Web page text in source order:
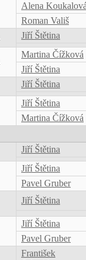
Alena
Roman Vališ
Jiří Štětina
Martina Čížková
Jiří Štětina
Jiří Štětina
Jiří Štětina
Martina Čížková
Jiří Štětina
Jiří Štětina
Pavel Gruber
Jiří Štětina
Jiří Štětina
Pavel Gruber
František